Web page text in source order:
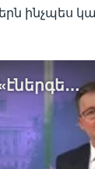
ինչպես
Եվրոպան հակազդոում է Կրեմլի «էներգետիկ պատերազմի». Ինչպես վերացնել կախվածությունը ռուսական էներգակիրներից